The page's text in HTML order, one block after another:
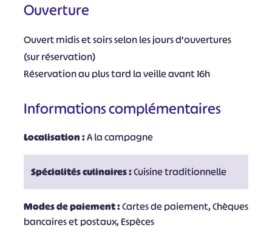
Ouverture
Ouvert midis et soirs selon les jours d'ouvertures
(sur réservation)
Réservation au plus tard la veille avant 16h
Informations complémentaires
Localisation :A la campagne
Spécialités culinaires :Cuisine traditionnelle
Modes de paiement :Cartes de paiement, Chèques
bancaires et postaux, Espèces